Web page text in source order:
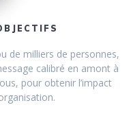
de milliers de personnes,
calibré en amont à
pour obtenir l’impact